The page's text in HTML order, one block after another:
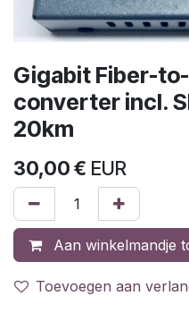
Gigabit Fiber-
converter incl.
20km
30,00€ EUR
Aan winkelmandje
Toevoegen aan